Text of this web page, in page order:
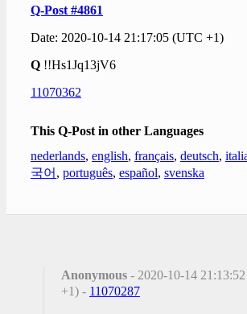
Q-Post #4861
Date: 2020-10-14 21:17:05 (UTC +1)
Q !!Hs1Jq13jV6
11070362
This Q-Post in other Languages
nederlands, english, français, deutsch,
국어 , português, español, svenska
Anonymous - 2020-10-14 21:13:52
+1) - 11070287